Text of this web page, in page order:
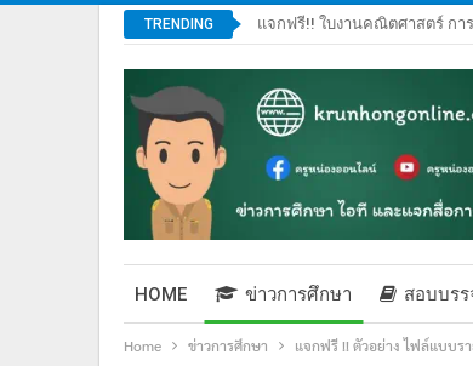
TRENDING แจกฟรี!! ใบงานคณิตศาสตร์ กา
HOME ข่าวการศึกษา สอบบรร
Home ข่าวการศึกษา แจกฟรี !! ตัวอย่าง ไฟล์แบบร